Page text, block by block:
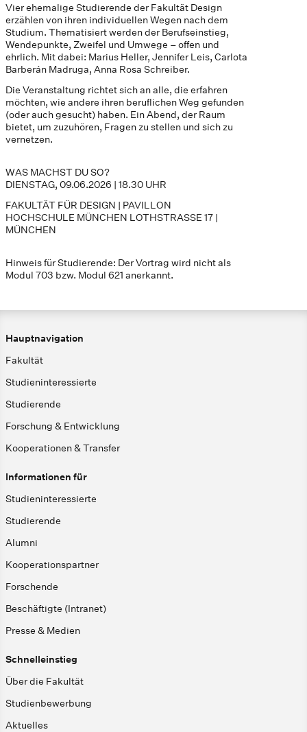
Vier ehemalige Studierende der Fakultät Design
erzählen von ihren individuellen Wegen nach dem
Studium. Thematisiert werden der Berufseinstieg,
Wendepunkte, Zweifel und Umwege – offen und
ehrlich. Mit dabei: Marius Heller, Jennifer Leis, Carlota
Barberán Madruga, Anna Rosa Schreiber.
Die Veranstaltung richtet sich an alle, die erfahren
möchten, wie andere ihren beruflichen Weg gefunden
(oder auch gesucht) haben. Ein Abend, der Raum
bietet, um zuzuhören, Fragen zu stellen und sich zu
vernetzen.
WAS MACHST DU SO?
DIENSTAG, 09.06.2026 | 18.30 UHR
FAKULTÄT FÜR DESIGN | PAVILLON
HOCHSCHULE MÜNCHEN LOTHSTRASSE 17 |
MÜNCHEN
Hinweis für Studierende: Der Vortrag wird nicht als
Modul 703 bzw. Modul 621 anerkannt.
Hauptnavigation
Fakultät
Studieninteressierte
Studierende
Forschung & Entwicklung
Kooperationen & Transfer
Informationen für
Studieninteressierte
Studierende
Alumni
Kooperationspartner
Forschende
Beschäftigte (Intranet)
Presse & Medien
Schnelleinstieg
Über die Fakultät
Studienbewerbung
Aktuelles